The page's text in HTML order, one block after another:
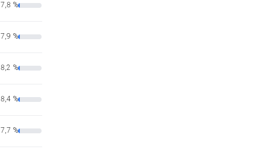
7,8 %
7,9 %
8,2 %
8,4 %
7,7 %